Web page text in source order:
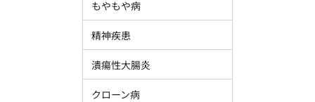
もやもや病
精神疾患
潰瘍性大腸炎
クローン病